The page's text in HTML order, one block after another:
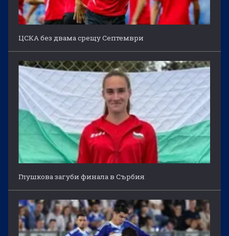
ЦСКА без двама срещу Септември
Глушкова загуби финала в Сърбия